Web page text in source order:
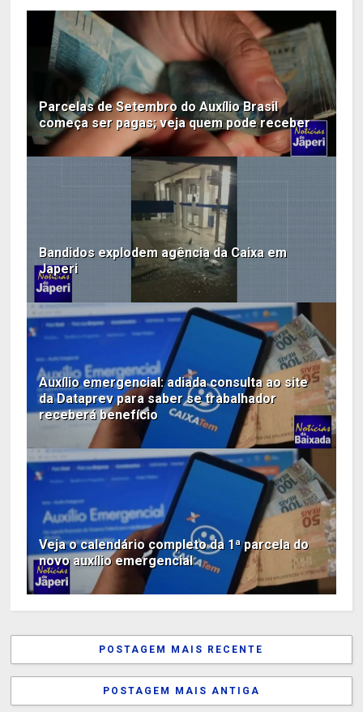
Parcelas de Setembro do Auxílio Brasil
começa ser pagas; veja quem pode receber
Bandidos explodem agência da Caixa em
Japeri
Auxílio emergencial: adiada consulta ao site
da Dataprev para saber se trabalhador
receberá benefício
Veja o calendário completo da 1ª parcela do
novo auxílio emergencial
POSTAGEM MAIS RECENTE
POSTAGEM MAIS ANTIGA